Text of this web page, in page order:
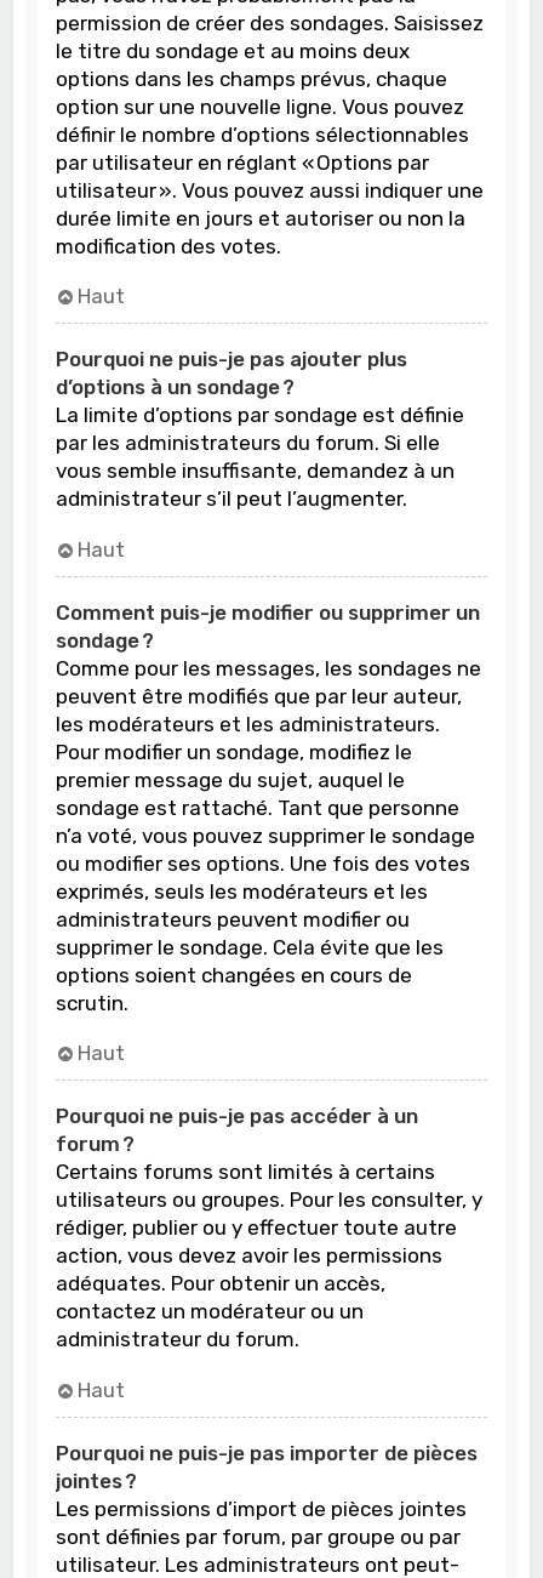
permission de créer des sondages. Saisissez
le titre du sondage et au moins deux
options dans les champs prévus, chaque
option sur une nouvelle ligne. Vous pouvez
définir le nombre d’options sélectionnables
par utilisateur en réglant « Options par
utilisateur ». Vous pouvez aussi indiquer une
durée limite en jours et autoriser ou non la
modification des votes.
Haut
Pourquoi ne puis-je pas ajouter plus
d’options à un sondage ?
La limite d’options par sondage est définie
par les administrateurs du forum. Si elle
vous semble insuffisante, demandez à un
administrateur s’il peut l’augmenter.
Haut
Comment puis-je modifier ou supprimer un
sondage ?
Comme pour les messages, les sondages ne
peuvent être modifiés que par leur auteur,
les modérateurs et les administrateurs.
Pour modifier un sondage, modifiez le
premier message du sujet, auquel le
sondage est rattaché. Tant que personne
n’a voté, vous pouvez supprimer le sondage
ou modifier ses options. Une fois des votes
exprimés, seuls les modérateurs et les
administrateurs peuvent modifier ou
supprimer le sondage. Cela évite que les
options soient changées en cours de
scrutin.
Haut
Pourquoi ne puis-je pas accéder à un
forum ?
Certains forums sont limités à certains
utilisateurs ou groupes. Pour les consulter, y
rédiger, publier ou y effectuer toute autre
action, vous devez avoir les permissions
adéquates. Pour obtenir un accès,
contactez un modérateur ou un
administrateur du forum.
Haut
Pourquoi ne puis-je pas importer de pièces
jointes ?
Les permissions d’import de pièces jointes
sont définies par forum, par groupe ou par
utilisateur. Les administrateurs ont peut-